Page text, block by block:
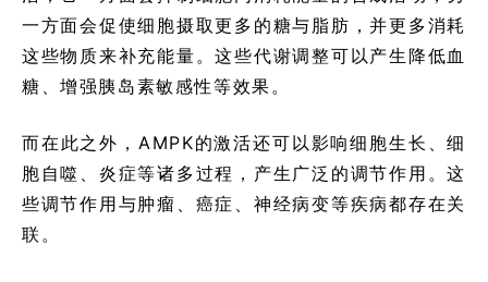
一方面会促使细胞摄取更多的糖与脂肪，并更多消耗
这些物质来补充能量。这些代谢调整可以产生降低血
糖、增强胰岛素敏感性等效果。
而在此之外，AMPK的激活还可以影响细胞生长、细
胞自噬、炎症等诸多过程，产生广泛的调节作用。这
些调节作用与肿瘤、癌症、神经病变等疾病都存在关
联。